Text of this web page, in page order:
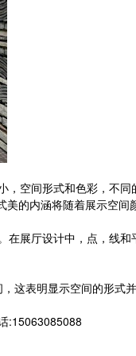
空间形式和色彩，不同
的内涵将随着展示空间
展厅设计中，点，线和
表明显示空间的形式并
:15063085088